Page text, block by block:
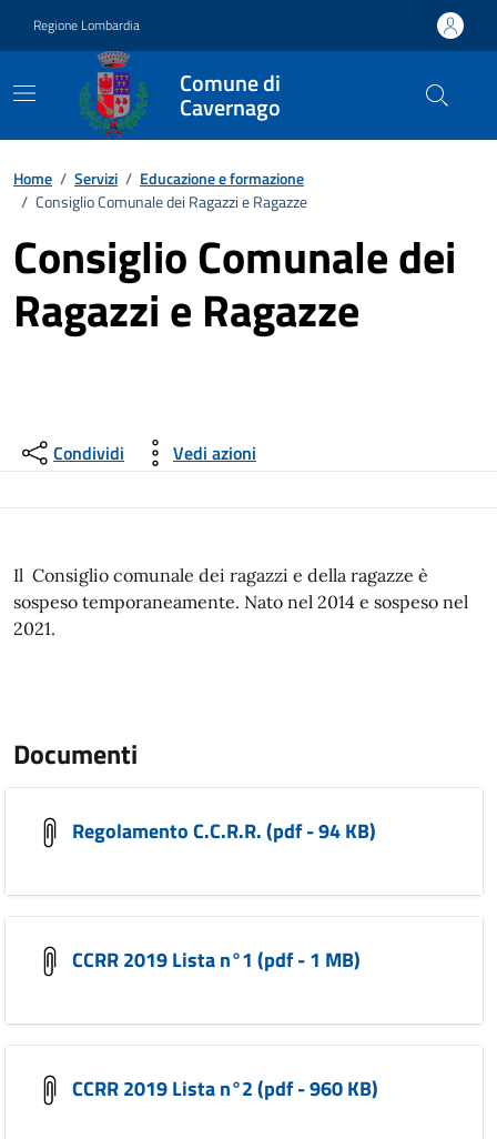
Regione Lombardia
Comune di
Cavernago
Home / Servizi / Educazione e formazione
/ Consiglio Comunale dei Ragazzi e Ragazze
Consiglio Comunale dei
Ragazzi e Ragazze
Condividi Vedi azioni
Il Consiglio comunale dei ragazzi e della ragazze è
sospeso temporaneamente. Nato nel 2014 e sospeso nel
2021.
Documenti
Regolamento C.C.R.R. (pdf - 94 KB)
CCRR 2019 Lista n°1 (pdf - 1 MB)
CCRR 2019 Lista n°2 (pdf - 960 KB)